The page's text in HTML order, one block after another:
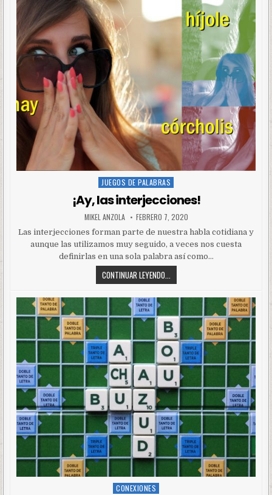
Posted
in
JUEGOS DE PALABRAS
¡Ay, las interjecciones!
MIKEL ANZOLA FEBRERO 7, 2020
Las interjecciones forman parte de nuestra habla cotidiana y
aunque las utilizamos muy seguido, a veces nos cuesta
definirlas en una sola palabra así como…
CONTINUAR LEYENDO...
Posted
CONEXIONES